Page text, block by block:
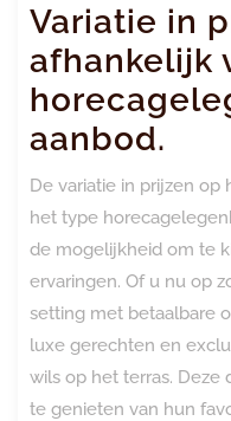
Variatie in
afhankelijk
aanbod.
De variatie in prijzen op
het type
de mogelijkheid om te
ervaringen. Of u nu op
setting met betaalbare
luxe gerechten en
wils op het terras. Deze
te genieten van hun